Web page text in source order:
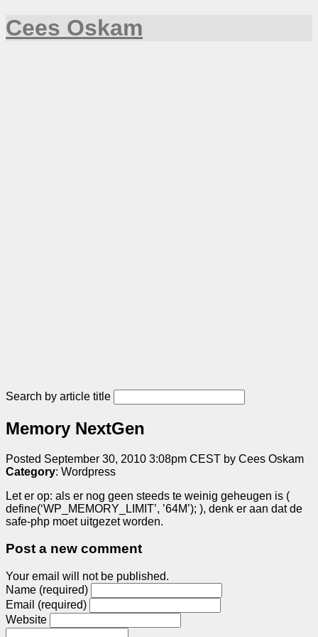
Cees Oskam
Search by article title
Memory NextGen
Posted September 30, 2010 3:08pm CEST by Cees Oskam
Category: Wordpress
Let er op: als er nog geen steeds te weinig geheugen is (
define(‘WP_MEMORY_LIMIT’, ’64M’); ), denk er aan dat de
safe-php moet uitgezet worden.
Post a new comment
Your email will not be published.
Name (required)
Email (required)
Website